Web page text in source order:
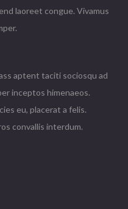
laoreet congue. Vivamus
aptent taciti sociosqu ad
inceptos himenaeos.
eu, placerat a felis.
convallis interdum.